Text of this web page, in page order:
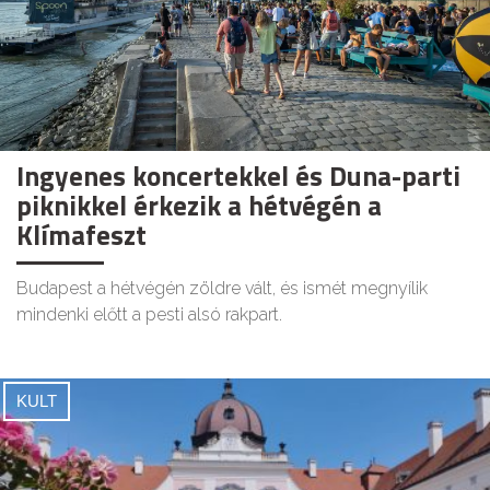
Ingyenes koncertekkel és Duna-parti
piknikkel érkezik a hétvégén a
Klímafeszt
Budapest a hétvégén zöldre vált, és ismét megnyílik
mindenki előtt a pesti alsó rakpart.
KULT